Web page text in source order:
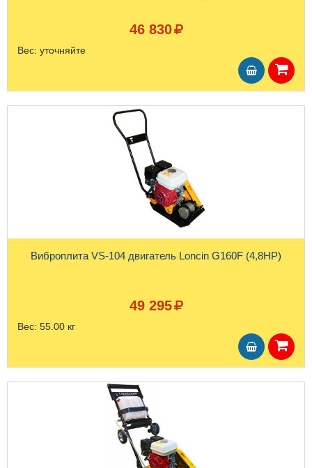
46 830
Вес: уточняйте
Виброплита VS-104 двигатель Loncin G160F (4,8HP)
49 295
Вес: 55.00 кг